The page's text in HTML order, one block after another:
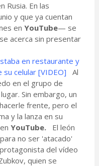
Rusia. En las
y que ya cuentan
en YouTube— se
acerca sin presentar
en restaurante y
celular [VIDEO] Al
en el grupo de
Sin embargo, un
frente, pero el
y la lanza en su
YouTube.El león
no ser 'atacado'
del vídeo
quien se